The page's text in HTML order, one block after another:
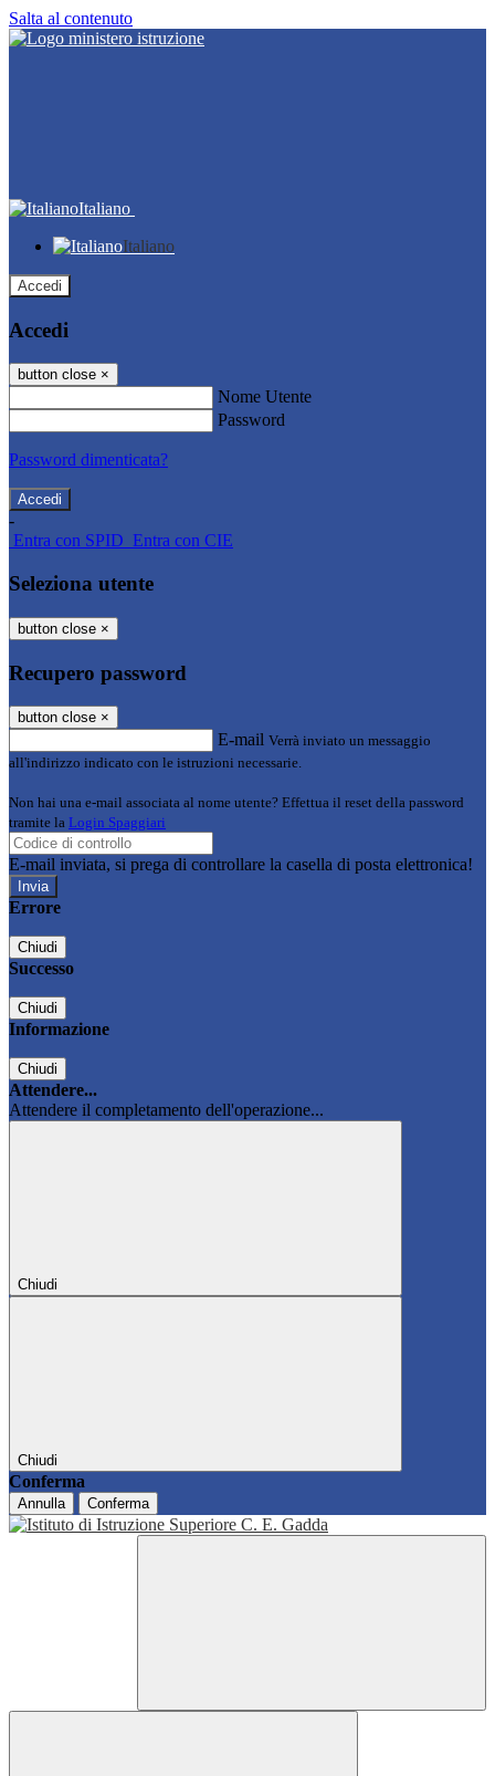
Salta al contenuto
Italiano
Italiano
Accedi
Accedi
button close ×
Nome Utente
Password
Password dimenticata?
-
Entra con SPID Entra con CIE
Seleziona utente
button close ×
Recupero password
button close ×
E-mail Verrà inviato un messaggio
all'indirizzo indicato con le istruzioni necessarie.
Non hai una e-mail associata al nome utente? Effettua il reset della password
tramite la Login Spaggiari
E-mail inviata, si prega di controllare la casella di posta elettronica!
Errore
Chiudi
Successo
Chiudi
Informazione
Chiudi
Attendere...
Attendere il completamento dell'operazione...
Chiudi
Chiudi
Conferma
Annulla Conferma